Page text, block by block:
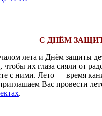
С ДНЁМ
лета и Днём защиты
их глаза сияли от
с ними. Лето — время
Вас провести
.